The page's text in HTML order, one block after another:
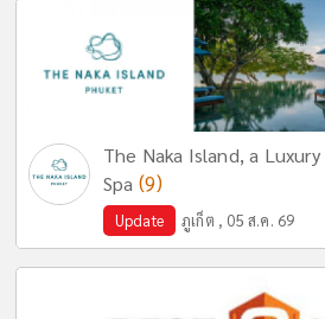
The Naka Island, a
Spa (9)
Update ภูเก็ต , 05 ส.ค. 69